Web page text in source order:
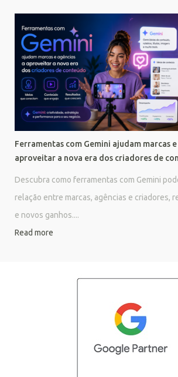
Ferramentas com Gemini ajudam marcas
aproveitar a nova era dos criadores de
Descubra como ferramentas com Gemini
relação entre marcas, agências e criadores,
e novos ganhos....
Read more